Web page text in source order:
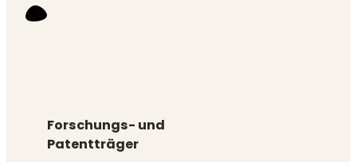
Forschungs- und
Patentträger